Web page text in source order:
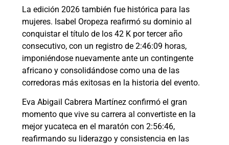
La edición 2026 también fue histórica para las
mujeres. Isabel Oropeza reafirmó su dominio al
conquistar el título de los 42 K por tercer año
consecutivo, con un registro de 2:46:09 horas,
imponiéndose nuevamente ante un contingente
africano y consolidándose como una de las
corredoras más exitosas en la historia del evento.
Eva Abigail Cabrera Martínez confirmó el gran
momento que vive su carrera al convertiste en la
mejor yucateca en el maratón con 2:56:46,
reafirmando su liderazgo y consistencia en las